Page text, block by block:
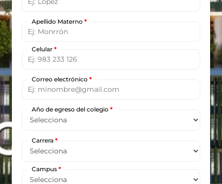
Apellido Materno *
Celular *
Correo electrónico *
Año de egreso del colegio *
Carrera *
Campus *